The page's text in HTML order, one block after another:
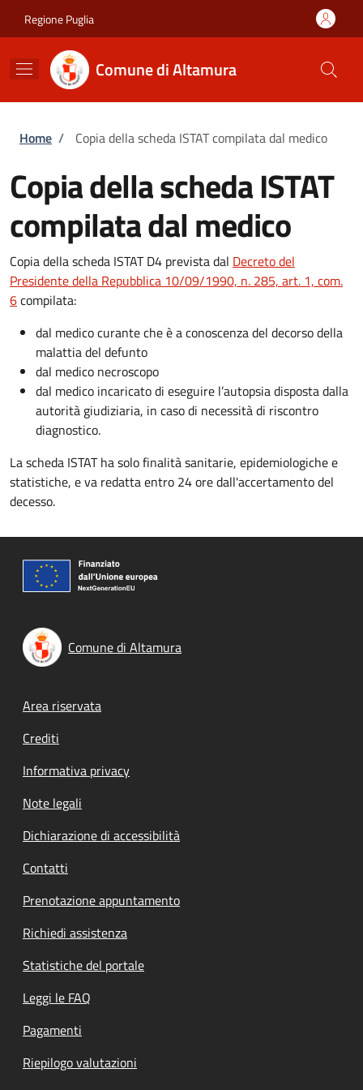
Regione Puglia
Comune di Altamura
Briciole di pane
Home / Copia della scheda ISTAT compilata dal medico
Copia della scheda ISTAT
compilata dal medico
Copia della scheda ISTAT D4 prevista dal Decreto del
Presidente della Repubblica 10/09/1990, n. 285, art. 1, com.
6compilata:
dal medico curante che è a conoscenza del decorso della
malattia del defunto
dal medico necroscopo
dal medico incaricato di eseguire l’autopsia disposta dalla
autorità giudiziaria, in caso di necessità di riscontro
diagnostico.
La scheda ISTAT ha solo finalità sanitarie, epidemiologiche e
statistiche, e va redatta entro 24 ore dall'accertamento del
decesso.
Comune di Altamura
Footer menu
Area riservata
Crediti
Informativa privacy
Note legali
Dichiarazione di accessibilità
Contatti
Prenotazione appuntamento
Richiedi assistenza
Statistiche del portale
Leggi le FAQ
Pagamenti
Riepilogo valutazioni